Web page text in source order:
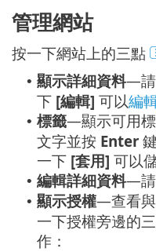
管理網站
按一下網站上的三點
• 顯示詳細資料—請
下 [編輯] 可以編
• 標籤—顯示可用
文字並按 Enter
一下 [套用] 可以
• 編輯詳細資料—請
• 顯示授權—查看與
一下授權旁邊的
作：